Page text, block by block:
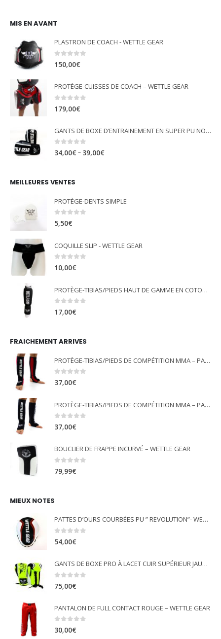
MIS EN AVANT
PLASTRON DE COACH - WETTLE GEAR
0 out of 5
150,00€
PROTÈGE-CUISSES DE COACH – WETTLE GEAR
179,00€
GANTS DE BOXE D’ENTRAINEMENT EN SUPER PU NOIR - WETTLE GEAR "GLORY"
0 out of 5
34,00€ – 39,00€
MEILLEURES VENTES
PROTÈGE-DENTS SIMPLE
0 out of 5
5,50€
COQUILLE SLIP - WETTLE GEAR
0 out of 5
10,00€
PROTÈGE-TIBIAS/PIEDS HAUT DE GAMME EN COTON ÉLASTIQUE - NOIR - WETTLE GEAR
0 out of 5
17,00€
FRAICHEMENT ARRIVES
PROTÈGE-TIBIAS/PIEDS DE COMPÉTITION MMA – PANCRACE - ROUGE - WETTLE GEAR
0out of 5
37,00€
PROTÈGE-TIBIAS/PIEDS DE COMPÉTITION MMA – PANCRACE - NOIR - WETTLE GEAR
0out of 5
37,00€
BOUCLIER DE FRAPPE INCURVÉ – WETTLE GEAR
0out of 5
79,99€
MIEUX NOTES
PATTES D’OURS COURBÉES PU ” REVOLUTION”- WETTLE GEAR
0 out of 5
54,00€
GANTS DE BOXE PRO À LACET CUIR SUPÉRIEUR JAUNE FLUO - WETTLE GEAR
75,00€
PANTALON DE FULL CONTACT ROUGE – WETTLE GEAR
0 out of 5
30,00€